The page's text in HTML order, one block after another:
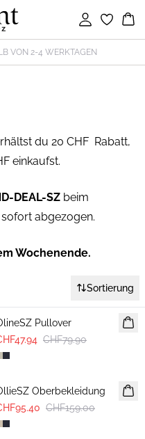
Einloggen
VON 2-4 WERKTAGEN
du 20 CHF Rabatt,
einkaufst.
DEAL-SZ beim
abgezogen.
Wochenende.
Sortierung
Pullover
CHF79.90
-40%
Oberbekleidung
CHF159.00